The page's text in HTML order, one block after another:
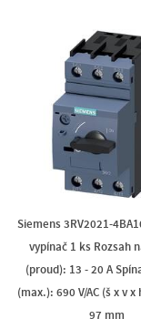
Siemens 3RV2021-
vypínač 1 ks Rozsah
(proud): 13 - 20 A
(max.): 690 V/AC (š x v x
97 mm